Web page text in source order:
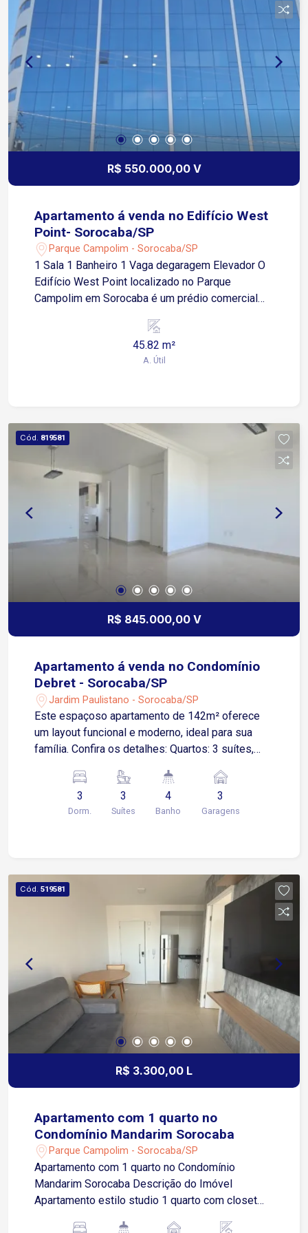
R$ 550.000,00 V
Apartamento á venda no Edifício West
Point- Sorocaba/SP
Parque Campolim - Sorocaba/SP
1 Sala 1 Banheiro 1 Vaga degaragem Elevador O
Edifício West Point localizado no Parque
Campolim em Sorocaba é um prédio comercial
comerciais, além de estruturas de apoio
corporativo e serviços variados.
45.82 m²
A. Útil
Cód. 819581
R$ 845.000,00 V
Apartamento á venda no Condomínio
Debret - Sorocaba/SP
Jardim Paulistano - Sorocaba/SP
Este espaçoso apartamento de 142m² oferece
um layout funcional e moderno, ideal para sua
família. Confira os detalhes: Quartos: 3 suítes,
banheira de hidromassagem, 2 cubas e 2
chuveiros. Salas: Sala ampla para 2 ambientes,
sala de TV e lavabo. Varanda: Espaçosa. Cozinha:
adicional. Diferenciais: Ar-condicionado nos
quartos e sala de TV. Armários modulados nos
quartos, banheiros, cozinha e lavanderia.
Aquecimento de água a gás. Piso laminado nos
quartos e porcelanato nos demais ambientes. 3
vagas de garagem tipo gaveta.
3
Dorm.
3
Suítes
4
Banho
3
Garagens
Cód. 519581
R$ 3.300,00 L
Apartamento com 1 quarto no
Condomínio Mandarim Sorocaba
Parque Campolim - Sorocaba/SP
Apartamento com 1 quarto no Condomínio
Mandarim Sorocaba Descrição do Imóvel
Apartamento estilo studio 1 quarto com closet